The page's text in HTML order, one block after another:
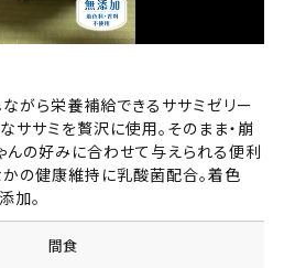
がら栄養補給できるササミゼリー
ササミを贅沢に使用。そのまま・崩
んの好みに合わせて与えられる便利
かの健康維持に乳酸菌配合。着色
加。
間食